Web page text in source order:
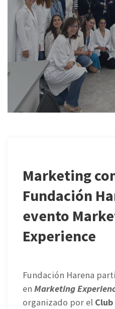
Marketing
Fundación
evento
Experience
Fundación Harena
en Marketing
organizado por el